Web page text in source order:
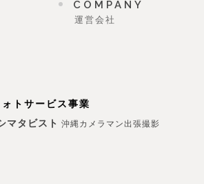
COMPANY
運営会社
ォトサービス事業
マタビスト 沖縄カメラマン出張撮影